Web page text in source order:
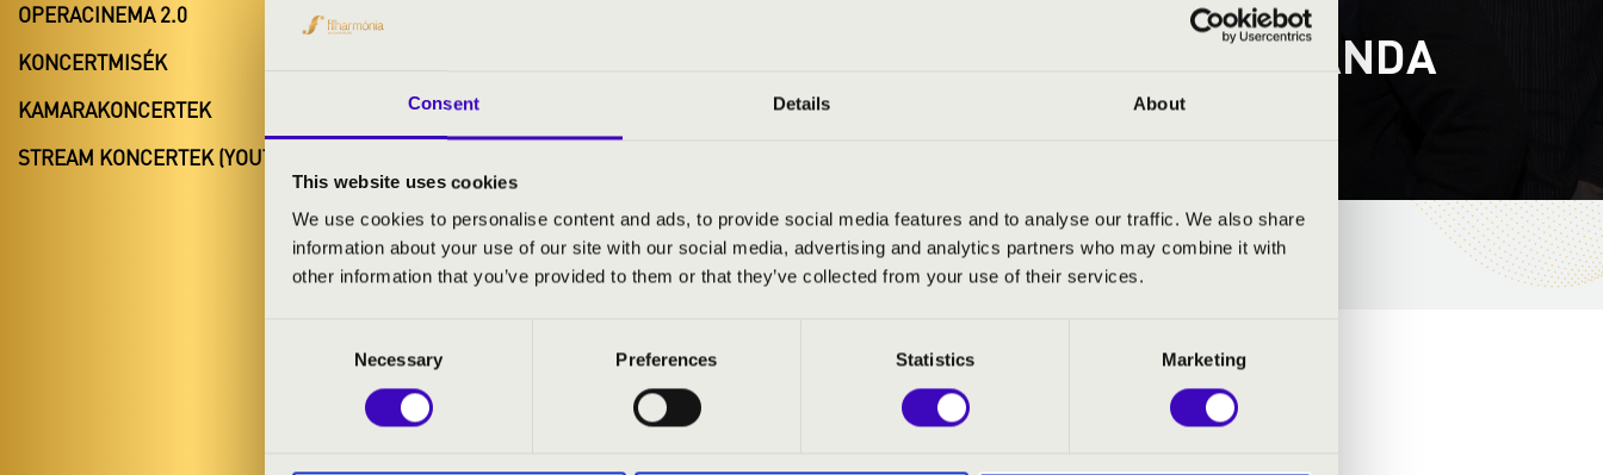
Consent Details About
This website uses cookies
We use cookies to personalise content and ads, to provide social media features and to analyse our traffic. We also share
information about your use of our site with our social media, advertising and analytics partners who may combine it with
other information that you’ve provided to them or that they’ve collected from your use of their services.
Necessary Preferences Statistics Marketing
OPERACINEMA 2.0
KONCERTMISÉK
KAMARAKONCERTEK
STREAM KONCERTEK (YOUTUBE)
#ZENEÓRA - VAS - 1. ELŐADÁS - ZŰRÖS BANDA
Bük
Vas vármegye
BÉRLET- ÉS JEGYÁRAK
ELŐADÓK: